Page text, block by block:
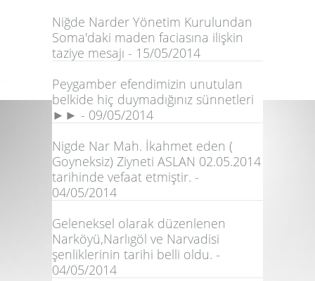
Niğde Narder Yönetim Kurulundan
Soma'daki maden faciasına ilişkin
taziye mesajı - 15/05/2014
Peygamber efendimizin unutulan
belkide hiç duymadığınız sünnetleri
►► - 09/05/2014
Nigde Nar Mah. İkahmet eden (
Goyneksiz) Ziyneti ASLAN 02.05.2014
tarihinde vefaat etmiştir. -
04/05/2014
Geleneksel olarak düzenlenen
Narköyü,Narlıgöl ve Narvadisi
şenliklerinin tarihi belli oldu. -
04/05/2014